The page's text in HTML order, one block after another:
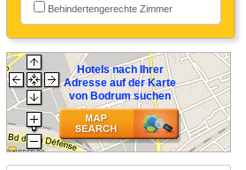
Behindertengerechte Zimmer
Hotels nach Ihrer
Adresse auf der Karte
von Bodrum suchen